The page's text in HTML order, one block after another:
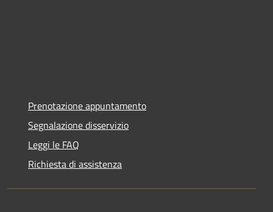
Prenotazione appuntamento
Segnalazione disservizio
Leggi le FAQ
Richiesta di assistenza